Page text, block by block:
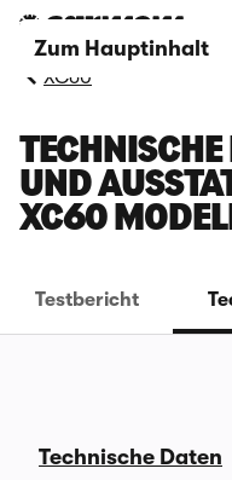
Zum Hauptinhalt
XC60
TECHNISCHE
ND
C60
Testbericht
Technische Daten